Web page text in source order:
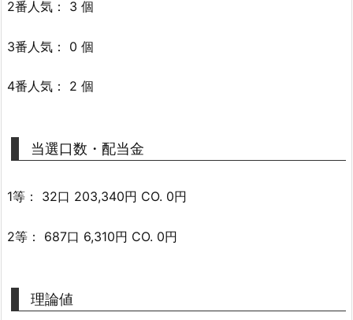
2番人気： 3 個
3番人気： 0 個
4番人気： 2 個
当選口数・配当金
1等： 32口 203,340円 CO. 0円
2等： 687口 6,310円 CO. 0円
理論値